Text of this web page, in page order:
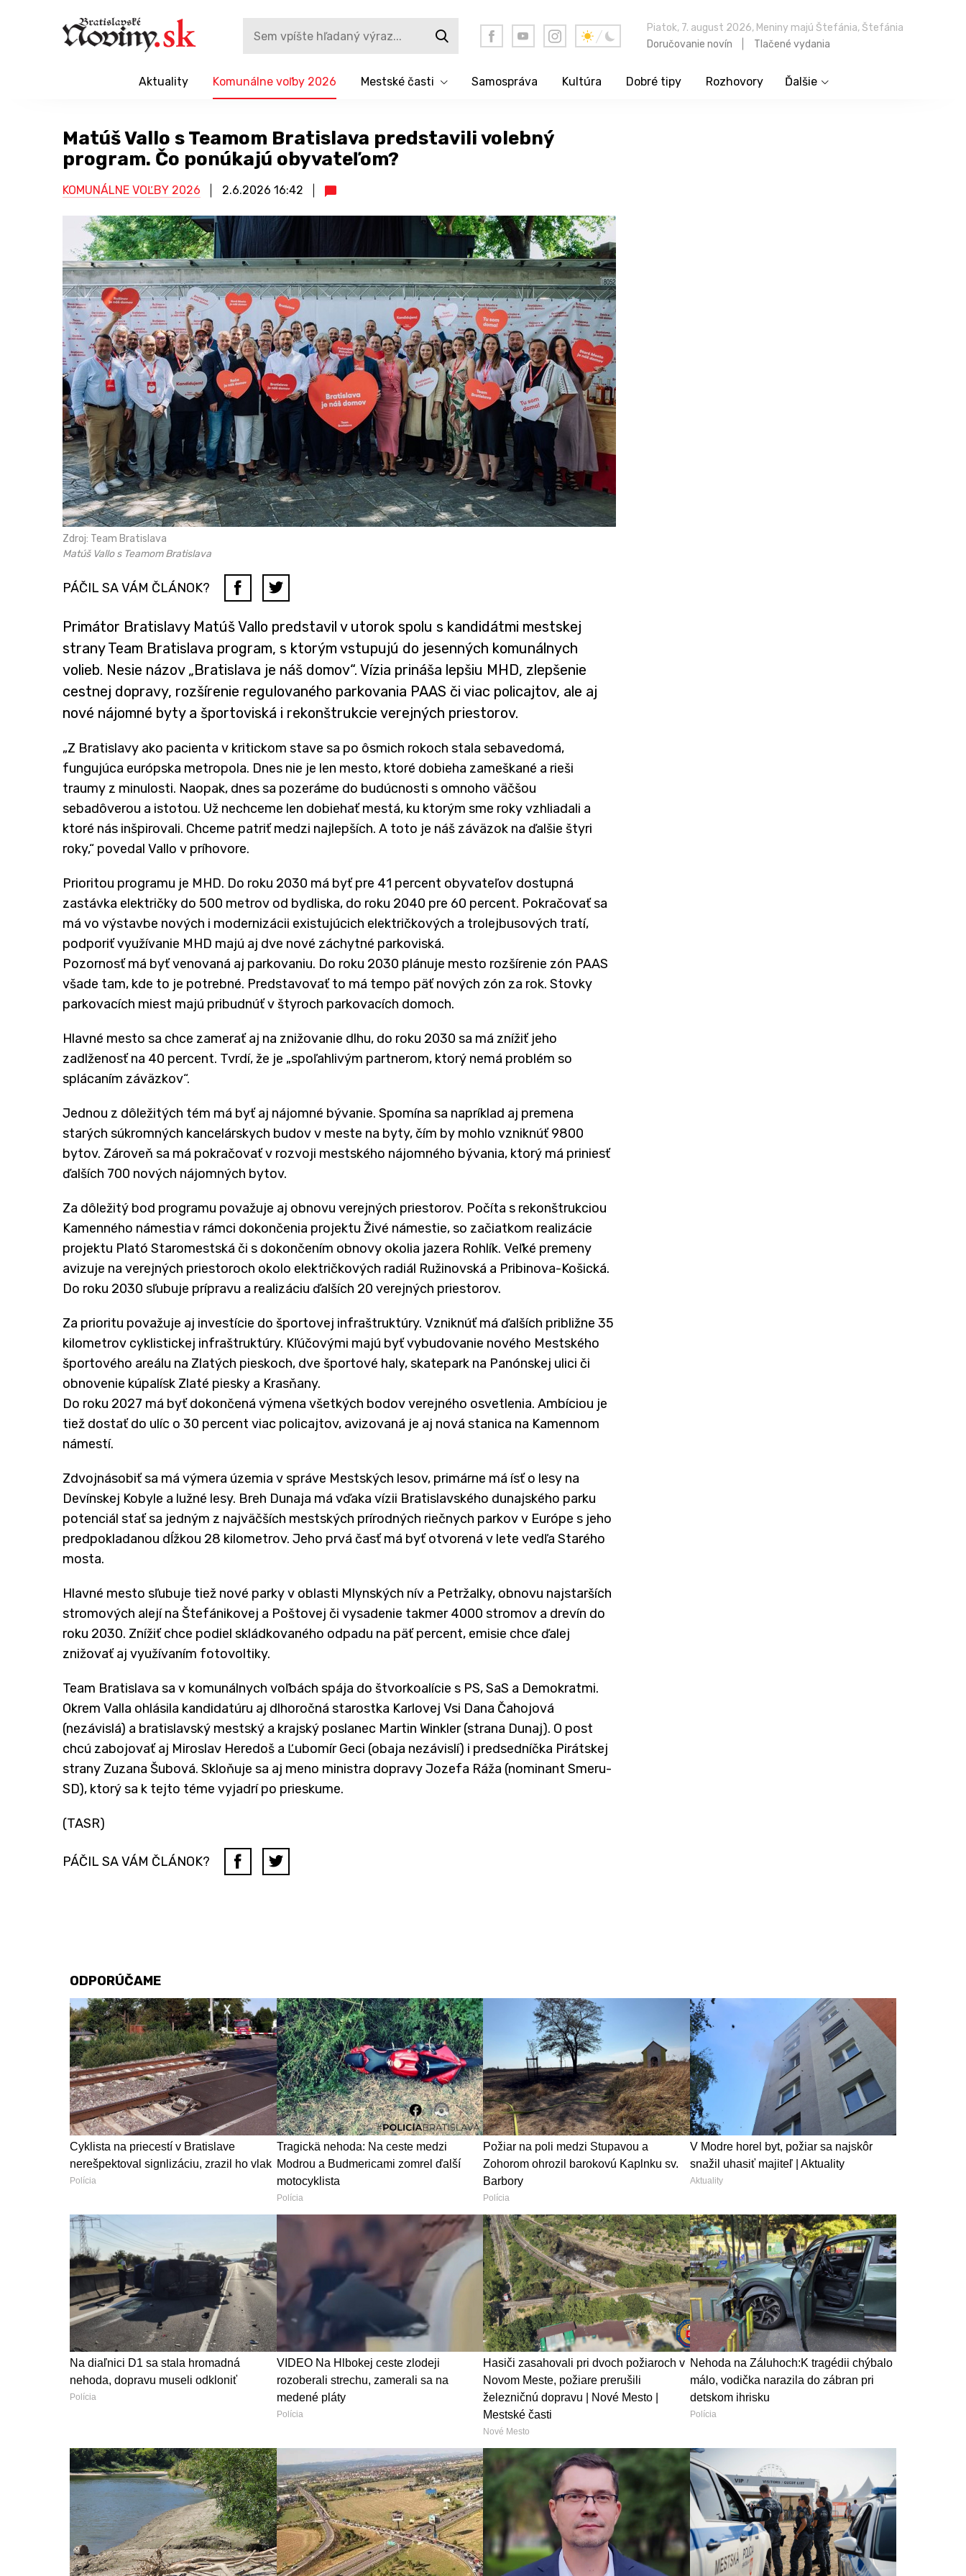
Piatok, 7. august 2026, Meniny majú Štefánia, Štefánia
Doručovanie novín
Tlačené vydania
Aktuality Komunálne voľby 2026 Mestské časti Samospráva Kultúra Dobré tipy Rozhovory Ďalšie
Matúš Vallo s Teamom Bratislava predstavili volebný
program. Čo ponúkajú obyvateľom?
KOMUNÁLNE VOĽBY 2026 2.6.2026 16:42
Zdroj: Team Bratislava
Matúš Vallo s Teamom Bratislava
PÁČIL SA VÁM ČLÁNOK?
Primátor Bratislavy Matúš Vallo predstavil v utorok spolu s kandidátmi mestskej
strany Team Bratislava program, s ktorým vstupujú do jesenných komunálnych
volieb. Nesie názov „Bratislava je náš domov“. Vízia prináša lepšiu MHD, zlepšenie
cestnej dopravy, rozšírenie regulovaného parkovania PAAS či viac policajtov, ale aj
nové nájomné byty a športoviská i rekonštrukcie verejných priestorov.
„Z Bratislavy ako pacienta v kritickom stave sa po ôsmich rokoch stala sebavedomá,
fungujúca európska metropola. Dnes nie je len mesto, ktoré dobieha zameškané a rieši
traumy z minulosti. Naopak, dnes sa pozeráme do budúcnosti s omnoho väčšou
sebadôverou a istotou. Už nechceme len dobiehať mestá, ku ktorým sme roky vzhliadali a
ktoré nás inšpirovali. Chceme patriť medzi najlepších. A toto je náš záväzok na ďalšie štyri
roky,“ povedal Vallo v príhovore.
Prioritou programu je MHD. Do roku 2030 má byť pre 41 percent obyvateľov dostupná
zastávka električky do 500 metrov od bydliska, do roku 2040 pre 60 percent. Pokračovať sa
má vo výstavbe nových i modernizácii existujúcich električkových a trolejbusových tratí,
podporiť využívanie MHD majú aj dve nové záchytné parkoviská.
Pozornosť má byť venovaná aj parkovaniu. Do roku 2030 plánuje mesto rozšírenie zón PAAS
všade tam, kde to je potrebné. Predstavovať to má tempo päť nových zón za rok. Stovky
parkovacích miest majú pribudnúť v štyroch parkovacích domoch.
Hlavné mesto sa chce zamerať aj na znižovanie dlhu, do roku 2030 sa má znížiť jeho
zadlženosť na 40 percent. Tvrdí, že je „spoľahlivým partnerom, ktorý nemá problém so
splácaním záväzkov“.
Jednou z dôležitých tém má byť aj nájomné bývanie. Spomína sa napríklad aj premena
starých súkromných kancelárskych budov v meste na byty, čím by mohlo vzniknúť 9800
bytov. Zároveň sa má pokračovať v rozvoji mestského nájomného bývania, ktorý má priniesť
ďalších 700 nových nájomných bytov.
Za dôležitý bod programu považuje aj obnovu verejných priestorov. Počíta s rekonštrukciou
Kamenného námestia v rámci dokončenia projektu Živé námestie, so začiatkom realizácie
projektu Plató Staromestská či s dokončením obnovy okolia jazera Rohlík. Veľké premeny
avizuje na verejných priestoroch okolo električkových radiál Ružinovská a Pribinova-Košická.
Do roku 2030 sľubuje prípravu a realizáciu ďalších 20 verejných priestorov.
Za prioritu považuje aj investície do športovej infraštruktúry. Vzniknúť má ďalších približne 35
kilometrov cyklistickej infraštruktúry. Kľúčovými majú byť vybudovanie nového Mestského
športového areálu na Zlatých pieskoch, dve športové haly, skatepark na Panónskej ulici či
obnovenie kúpalísk Zlaté piesky a Krasňany.
Do roku 2027 má byť dokončená výmena všetkých bodov verejného osvetlenia. Ambíciou je
tiež dostať do ulíc o 30 percent viac policajtov, avizovaná je aj nová stanica na Kamennom
námestí.
Zdvojnásobiť sa má výmera územia v správe Mestských lesov, primárne má ísť o lesy na
Devínskej Kobyle a lužné lesy. Breh Dunaja má vďaka vízii Bratislavského dunajského parku
potenciál stať sa jedným z najväčších mestských prírodných riečnych parkov v Európe s jeho
predpokladanou dĺžkou 28 kilometrov. Jeho prvá časť má byť otvorená v lete vedľa Starého
mosta.
Hlavné mesto sľubuje tiež nové parky v oblasti Mlynských nív a Petržalky, obnovu najstarších
stromových alejí na Štefánikovej a Poštovej či vysadenie takmer 4000 stromov a drevín do
roku 2030. Znížiť chce podiel skládkovaného odpadu na päť percent, emisie chce ďalej
znižovať aj využívaním fotovoltiky.
Team Bratislava sa v komunálnych voľbách spája do štvorkoalície s PS, SaS a Demokratmi.
Okrem Valla ohlásila kandidatúru aj dlhoročná starostka Karlovej Vsi Dana Čahojová
(nezávislá) a bratislavský mestský a krajský poslanec Martin Winkler (strana Dunaj). O post
chcú zabojovať aj Miroslav Heredoš a Ľubomír Geci (obaja nezávislí) i predsedníčka Pirátskej
strany Zuzana Šubová. Skloňuje sa aj meno ministra dopravy Jozefa Ráža (nominant Smeru-
SD), ktorý sa k tejto téme vyjadrí po prieskume.
(TASR)
PÁČIL SA VÁM ČLÁNOK?
ODPORÚČAME
Cyklista na priecestí v Bratislave
nerešpektoval signlizáciu, zrazil ho vlak
Polícia
Tragickä nehoda: Na ceste medzi
Modrou a Budmericami zomrel ďalší
motocyklista
Polícia
Požiar na poli medzi Stupavou a
Zohorom ohrozil barokovú Kaplnku sv.
Barbory
Polícia
V Modre horel byt, požiar sa najskôr
snažil uhasiť majiteľ | Aktuality
Aktuality
Na diaľnici D1 sa stala hromadná
nehoda, dopravu museli odkloniť
Polícia
VIDEO Na Hlbokej ceste zlodeji
rozoberali strechu, zamerali sa na
medené pláty
Polícia
Hasiči zasahovali pri dvoch požiaroch v
Novom Meste, požiare prerušili
železničnú dopravu | Nové Mesto |
Mestské časti
Nové Mesto
Nehoda na Záluhoch:K tragédii chýbalo
málo, vodička narazila do zábran pri
detskom ihrisku
Polícia